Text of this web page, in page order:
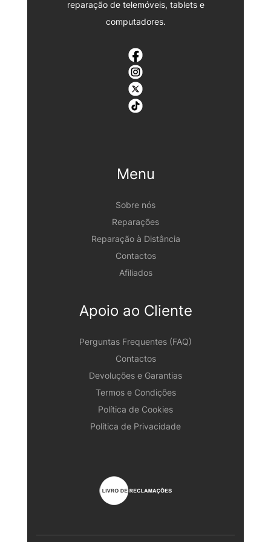
reparação de telemóveis, tablets e
computadores.
Menu
Sobre nós
Reparações
Reparação à Distância
Contactos
Afiliados
Apoio ao Cliente
Perguntas Frequentes (FAQ)
Contactos
Devoluções e Garantias
Termos e Condições
Política de Cookies
Política de Privacidade